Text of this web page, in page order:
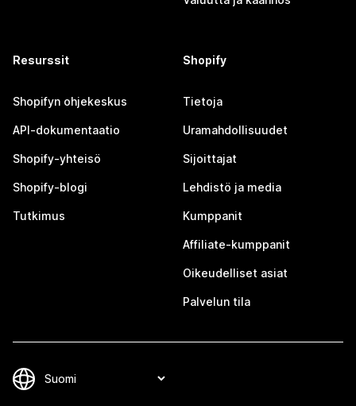
Resurssit
Shopifyn ohjekeskus
API-dokumentaatio
Shopify-yhteisö
Shopify-blogi
Tutkimus
Shopify
Tietoja
Uramahdollisuudet
Sijoittajat
Lehdistö ja media
Kumppanit
Affiliate-kumppanit
Oikeudelliset asiat
Palvelun tila